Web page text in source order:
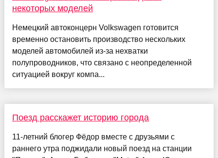
некоторых моделей
Немецкий автоконцерн Volkswagen готовится
временно остановить производство нескольких
моделей автомобилей из-за нехватки
полупроводников, что связано с неопределенной
ситуацией вокруг компа...
Поезд расскажет историю города
11-летний блогер Фёдор вместе с друзьями с
раннего утра поджидали новый поезд на станции